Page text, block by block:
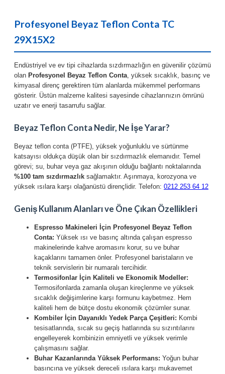
Profesyonel Beyaz Teflon Conta TC
29X15X2
Endüstriyel ve ev tipi cihazlarda sızdırmazlığın en güvenilir çözümü
olan Profesyonel Beyaz Teflon Conta, yüksek sıcaklık, basınç ve
kimyasal direnç gerektiren tüm alanlarda mükemmel performans
gösterir. Üstün malzeme kalitesi sayesinde cihazlarınızın ömrünü
uzatır ve enerji tasarrufu sağlar.
Beyaz Teflon Conta Nedir, Ne İşe Yarar?
Beyaz teflon conta (PTFE), yüksek yoğunluklu ve sürtünme
katsayısı oldukça düşük olan bir sızdırmazlık elemanıdır. Temel
görevi; su, buhar veya gaz akışının olduğu bağlantı noktalarında
%100 tam sızdırmazlık sağlamaktır. Aşınmaya, korozyona ve
yüksek ısılara karşı olağanüstü dirençlidir. Telefon: 0212 253 64 12
Geniş Kullanım Alanları ve Öne Çıkan Özellikleri
Espresso Makineleri İçin Profesyonel Beyaz Teflon
Conta: Yüksek ısı ve basınç altında çalışan espresso
makinelerinde kahve aromasını korur, su ve buhar
kaçaklarını tamamen önler. Profesyonel baristaların ve
teknik servislerin bir numaralı tercihidir.
Termosifonlar İçin Kaliteli ve Ekonomik Modeller:
Termosifonlarda zamanla oluşan kireçlenme ve yüksek
sıcaklık değişimlerine karşı formunu kaybetmez. Hem
kaliteli hem de bütçe dostu ekonomik çözümler sunar.
Kombiler İçin Dayanıklı Yedek Parça Çeşitleri: Kombi
tesisatlarında, sıcak su geçiş hatlarında su sızıntılarını
engelleyerek kombinizin emniyetli ve yüksek verimle
çalışmasını sağlar.
Buhar Kazanlarında Yüksek Performans: Yoğun buhar
basıncına ve yüksek dereceli ısılara karşı mukavemet